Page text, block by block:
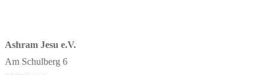
Ashram Jesu e.V.
Am Schulberg 6